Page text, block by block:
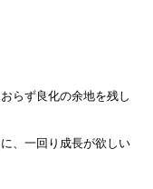
らず良化の余地を残し
、一回り成長が欲しい